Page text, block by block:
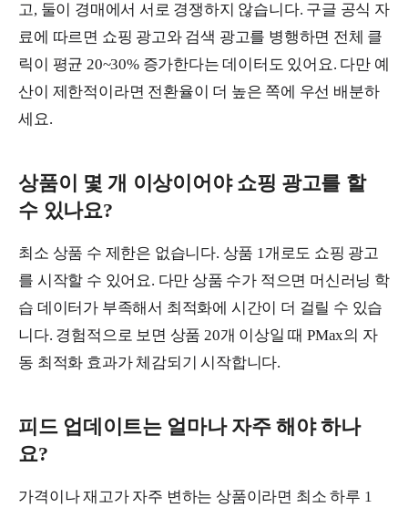
고, 둘이 경매에서 서로 경쟁하지 않습니다. 구글 공식 자
료에 따르면 쇼핑 광고와 검색 광고를 병행하면 전체 클
릭이 평균 20~30% 증가한다는 데이터도 있어요. 다만 예
산이 제한적이라면 전환율이 더 높은 쪽에 우선 배분하
세요.
상품이 몇 개 이상이어야 쇼핑 광고를 할
수 있나요?
최소 상품 수 제한은 없습니다. 상품 1개로도 쇼핑 광고
를 시작할 수 있어요. 다만 상품 수가 적으면 머신러닝 학
습 데이터가 부족해서 최적화에 시간이 더 걸릴 수 있습
니다. 경험적으로 보면 상품 20개 이상일 때 PMax의 자
동 최적화 효과가 체감되기 시작합니다.
피드 업데이트는 얼마나 자주 해야 하나
요?
가격이나 재고가 자주 변하는 상품이라면 최소 하루 1